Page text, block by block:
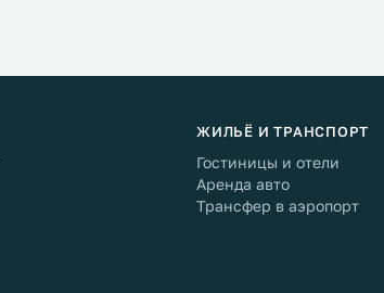
ЖИЛЬЁ И ТРАНСПОРТ
Гостиницы и отели
Аренда авто
Трансфер в аэропорт